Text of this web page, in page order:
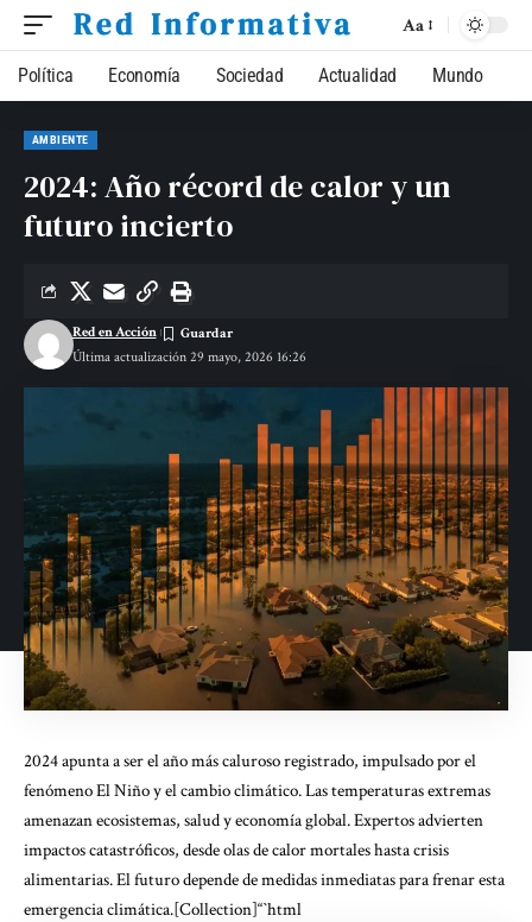
Aa
Política Economía Sociedad Actualidad Mundo
AMBIENTE
2024: Año récord de calor y un
futuro incierto
Última actualización 29 mayo, 2026 16:26
Red en Acción
2024 apunta a ser el año más caluroso registrado, impulsado por el
fenómeno El Niño y el cambio climático. Las temperaturas extremas
amenazan ecosistemas, salud y economía global. Expertos advierten
impactos catastróficos, desde olas de calor mortales hasta crisis
alimentarias. El futuro depende de medidas inmediatas para frenar esta
emergencia climática.[Collection]“`html